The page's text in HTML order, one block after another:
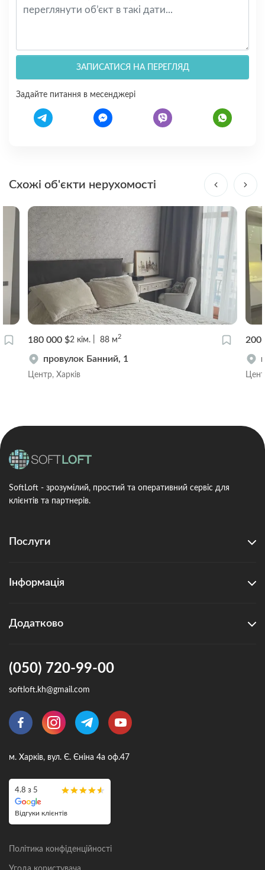
ЗАПИСАТИСЯ НА ПЕРЕГЛЯД
Задайте питання в месенджері
Схожі об'єкти нерухомості
180 000 $2 кім. 88 м2
провулок Банний, 1
Центр, Харків
200
SoftLoft - зрозумілий, простий та оперативний сервіс для
клієнтів та партнерів.
Послуги
Інформація
Додатково
(050) 720-99-00
softloft.kh@gmail.com
м. Харків, вул. Є. Єніна 4а оф.47
4.8 з 5
Відгуки клієнтів
Політика конфіденційності